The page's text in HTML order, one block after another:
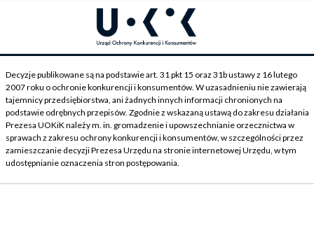
Decyzje publikowane są na podstawie art. 31 pkt 15 oraz 31b ustawy z 16 lutego
2007 roku o ochronie konkurencji i konsumentów. W uzasadnieniu nie zawierają
tajemnicy przedsiębiorstwa, ani żadnych innych informacji chronionych na
podstawie odrębnych przepisów. Zgodnie z wskazaną ustawą do zakresu działania
Prezesa UOKiK należy m. in. gromadzenie i upowszechnianie orzecznictwa w
sprawach z zakresu ochrony konkurencji i konsumentów, w szczególności przez
zamieszczanie decyzji Prezesa Urzędu na stronie internetowej Urzędu, w tym
udostępnianie oznaczenia stron postępowania.